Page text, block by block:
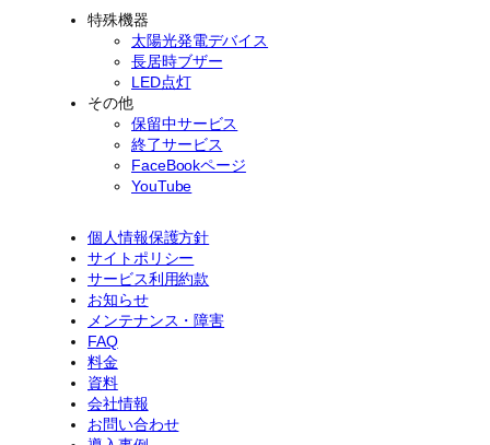
特殊機器
太陽光発電デバイス
長居時ブザー
LED点灯
その他
保留中サービス
終了サービス
FaceBookページ
YouTube
個人情報保護方針
サイトポリシー
サービス利用約款
お知らせ
メンテナンス・障害
FAQ
料金
資料
会社情報
お問い合わせ